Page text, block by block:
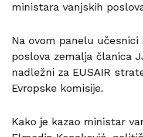
ministara vanjskih
Na ovom panelu
poslova zemalja članica
nadležni za EUSAIR
Evropske komisije.
Kako je kazao ministar